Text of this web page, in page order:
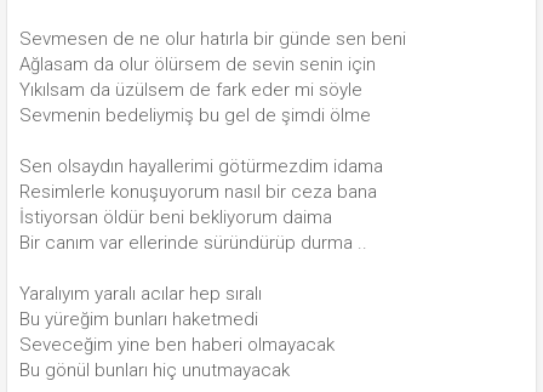
Sevmesen de ne olur hatırla bir günde sen beni
Ağlasam da olur ölürsem de sevin senin için
Yıkılsam da üzülsem de fark eder mi söyle
Sevmenin bedeliymiş bu gel de şimdi ölme
Sen olsaydın hayallerimi götürmezdim idama
Resimlerle konuşuyorum nasıl bir ceza bana
İstiyorsan öldür beni bekliyorum daima
Bir canım var ellerinde süründürüp durma ..
Yaralıyım yaralı acılar hep sıralı
Bu yüreğim bunları haketmedi
Seveceğim yine ben haberi olmayacak
Bu gönül bunları hiç unutmayacak